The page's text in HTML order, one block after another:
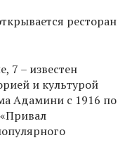
ресторан
7 – известен
и культурой
Адамини с 1916 по